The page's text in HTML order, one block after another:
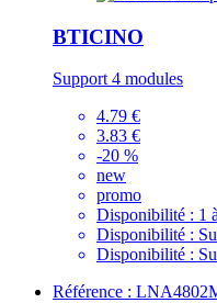
BTICINO
Support 4 modules
4.79 €
3.83 €
-20 %
new
promo
Disponibilité : 1
Disponibilité :
Disponibilité :
Référence :